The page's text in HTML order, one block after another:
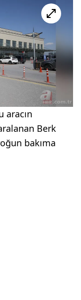
aracın
Berk
bakıma